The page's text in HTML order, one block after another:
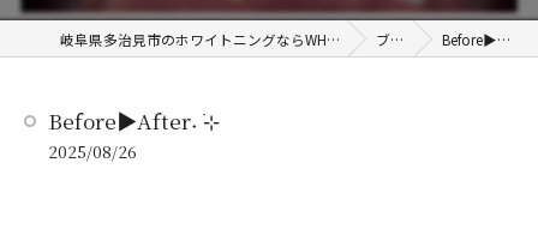
岐阜県多治見市のホワイトニングならWHITENING SHOP 土岐店 ブログ Before▶︎After˖ ࣪⊹
Before▶︎After˖ ࣪⊹
2025/08/26